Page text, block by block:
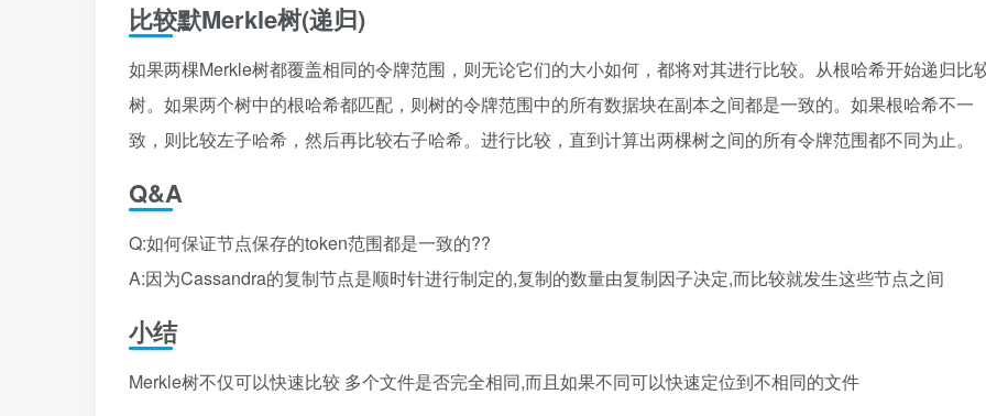
比较默Merkle树(递归)
如果两棵Merkle树都覆盖相同的令牌范围，则无论它们的大小如何，都将对其进行比较。从根哈希开始递归比
树。如果两个树中的根哈希都匹配，则树的令牌范围中的所有数据块在副本之间都是一致的。如果根哈希不一
致，则比较左子哈希，然后再比较右子哈希。进行比较，直到计算出两棵树之间的所有令牌范围都不同为止。
Q&A
Q:如何保证节点保存的token范围都是一致的??
A:因为Cassandra的复制节点是顺时针进行制定的,复制的数量由复制因子决定,而比较就发生这些节点之间
小结
Merkle树不仅可以快速比较 多个文件是否完全相同,而且如果不同可以快速定位到不相同的文件